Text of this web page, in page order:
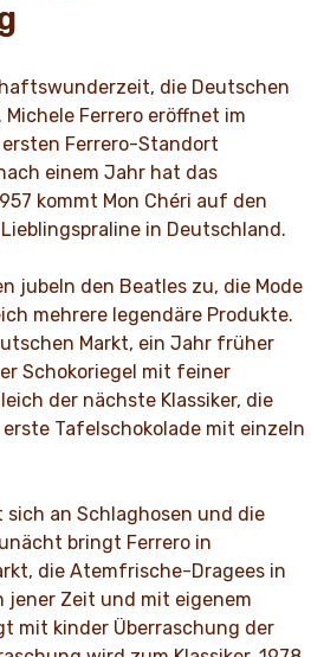
die Deutschen
Ferrero eröffnet im
Ferrero-Standort
einem Jahr hat das
kommt Mon Chéri auf den
in Deutschland.
jubeln den Beatles zu, die Mode
mehrere legendäre Produkte.
Markt, ein Jahr früher
Schokoriegel mit feiner
der nächste Klassiker, die
Tafelschokolade mit einzeln
sich an Schlaghosen und die
bringt Ferrero in
die Atemfrische-Dragees in
jener Zeit und mit eigenem
mit kinder Überraschung der